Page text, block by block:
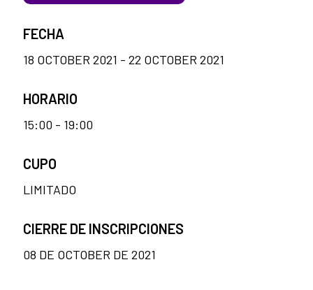
FECHA
18 OCTOBER 2021 - 22 OCTOBER 2021
HORARIO
15:00 - 19:00
CUPO
LIMITADO
CIERRE DE INSCRIPCIONES
08 DE OCTOBER DE 2021